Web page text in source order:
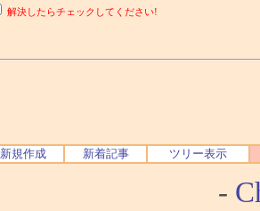
解決したらチェックしてください!
新規作成 新着記事 ツリー表示
-